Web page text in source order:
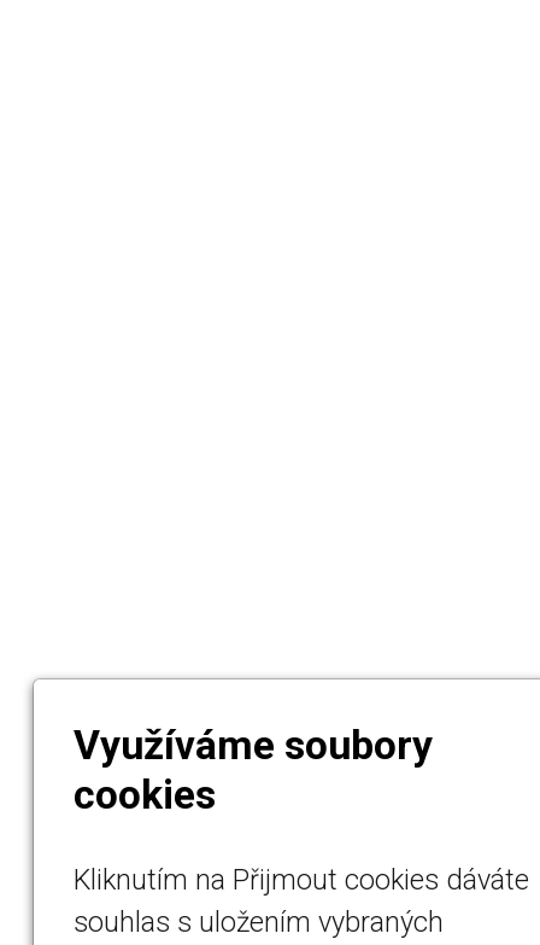
Využíváme soubory
cookies
Kliknutím na Přijmout cookies dáváte
souhlas s uložením vybraných